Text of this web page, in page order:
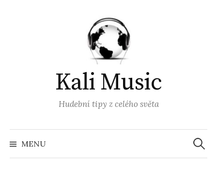
Kali Music
Hudební tipy z celého světa
MENU